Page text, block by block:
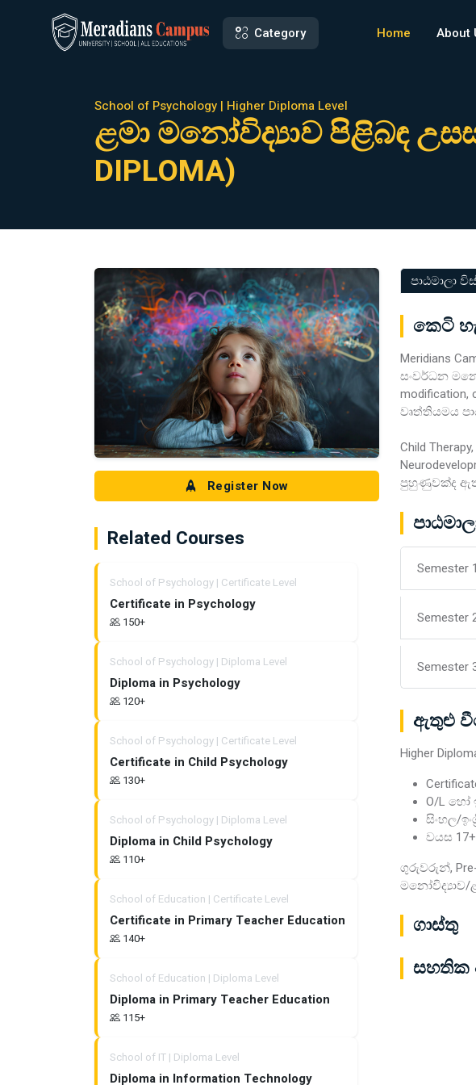
Category Home About
School of Psychology | Higher Diploma Level
ළමා මනෝවිද්‍යාව පිළිබඳ
DIPLOMA)
Register Now
Related Courses
School of Psychology | Certificate Level
Certificate in Psychology
150+
School of Psychology | Diploma Level
Diploma in Psychology
120+
School of Psychology | Certificate Level
Certificate in Child Psychology
130+
School of Psychology | Diploma Level
Diploma in Child Psychology
110+
School of Education | Certificate Level
Certificate in Primary Teacher Education
140+
School of Education | Diploma Level
Diploma in Primary Teacher Education
115+
School of IT | Diploma Level
Diploma in Information Technology
පාඨමාලා
කෙටි
Meridians
සංවර්ධන
වෘත්තියමය
Child
පුහුණුවක්ද
Semester
Semester
Semester
ඇතුළු
Higher
O/L හෝ
සිංහල/
වයස 17+
ගුරුවරුන්, Pre-
මනෝවිද්‍යාව/
ගාස්තු
සහතික